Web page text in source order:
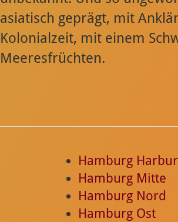
asiatisch geprägt, mit
Kolonialzeit, mit einem
Meeresfrüchten.
Hamburg
Hamburg Mitte
Hamburg Nord
Hamburg Ost